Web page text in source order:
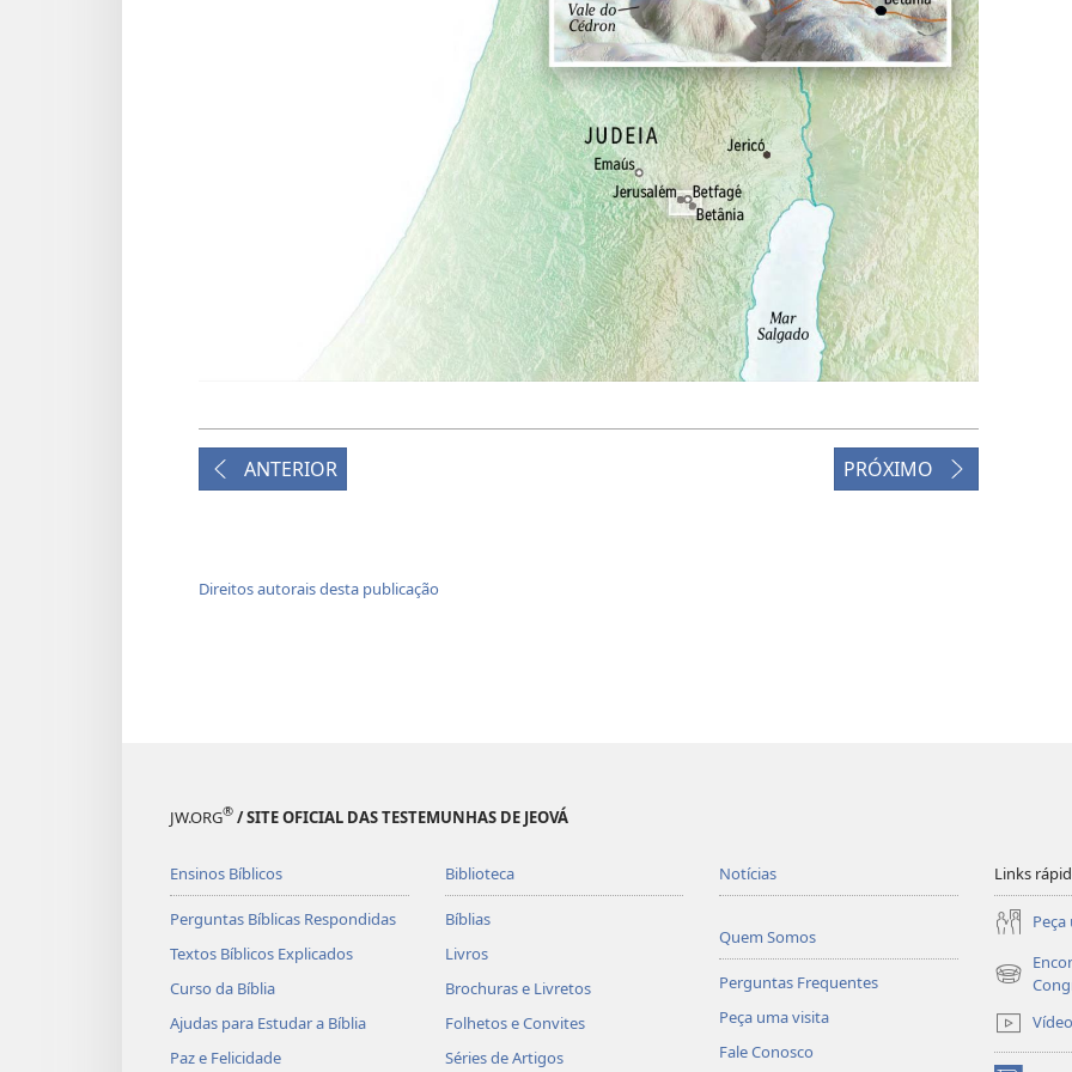
ANTERIOR PRÓXIMO
Direitos autorais desta publicação
JW.ORG® / SITE OFICIAL DAS TESTEMUNHAS DE JEOVÁ
Ensinos Bíblicos
Perguntas Bíblicas Respondidas
Textos Bíblicos Explicados
Curso da Bíblia
Ajudas para Estudar a Bíblia
Paz e Felicidade
Biblioteca
Bíblias
Livros
Brochuras e Livretos
Folhetos e Convites
Séries de Artigos
Notícias
Quem Somos
Perguntas Frequentes
Peça uma visita
Fale Conosco
Links
(abre
janela)